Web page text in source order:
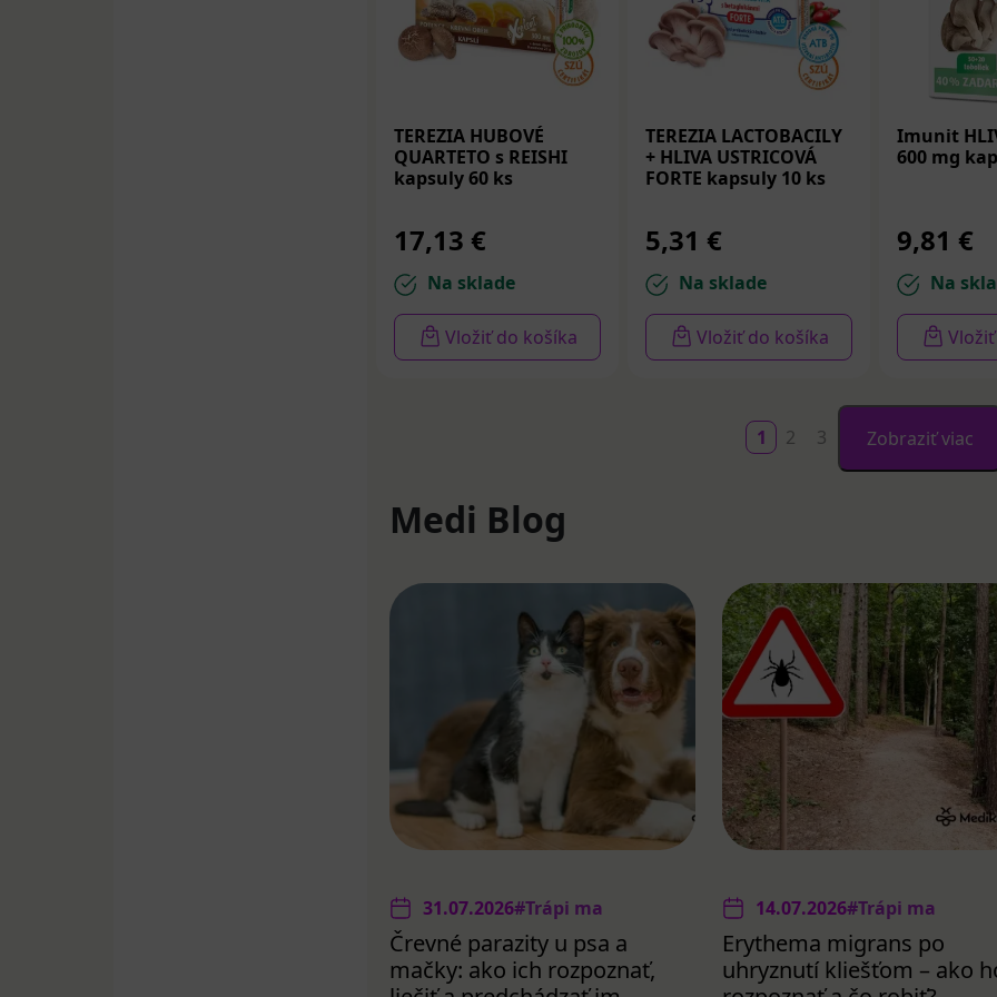
TEREZIA HUBOVÉ
QUARTETO s REISHI
kapsuly 60 ks
17,13 €
Na sklade
Vložiť do košíka
TEREZIA LACTOBACILY
+ HLIVA USTRICOVÁ
FORTE kapsuly 10 ks
5,31 €
Na sklade
Vložiť do košíka
Imunit
600 mg
9,81 €
Na
1 2 3 Zobraziť viac
Medi Blog
31.07.2026#Trápi ma
Črevné parazity u psa a
mačky: ako ich rozpoznať,
14.07.2026#Trápi ma
Erythema migrans po
uhryznutí kliešťom – ako